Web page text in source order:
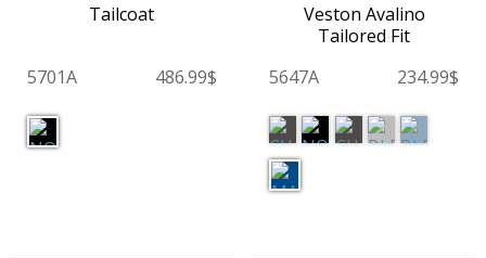
Tailcoat
5701A 486.99$
Veston Avalino
Tailored Fit
5647A
234.99$